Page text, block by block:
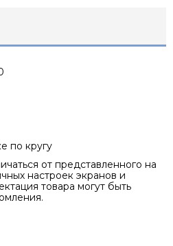
по кругу
от представленного на
настроек экранов и
товара могут быть